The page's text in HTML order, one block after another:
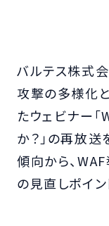
バルテス株式
攻撃の多様化
たウェビナー
か？」の再放
傾向から、
の見直しポイン